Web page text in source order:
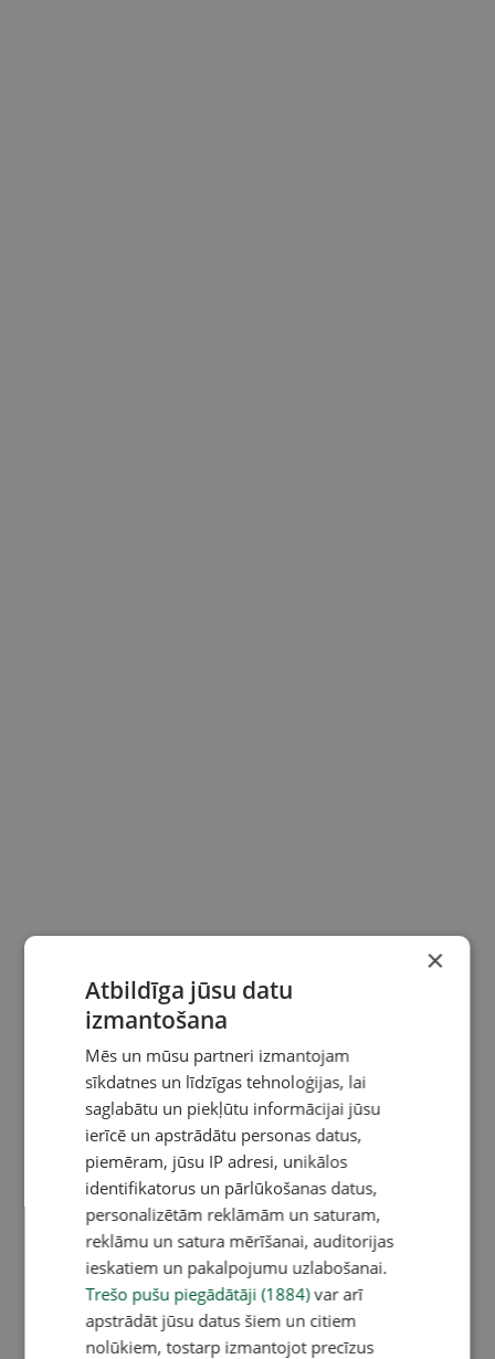
×
Atbildīga jūsu datu
izmantošana
Mēs un mūsu partneri izmantojam
sīkdatnes un līdzīgas tehnoloģijas, lai
saglabātu un piekļūtu informācijai jūsu
ierīcē un apstrādātu personas datus,
piemēram, jūsu IP adresi, unikālos
identifikatorus un pārlūkošanas datus,
personalizētām reklāmām un saturam,
reklāmu un satura mērīšanai, auditorijas
ieskatiem un pakalpojumu uzlabošanai.
Trešo pušu piegādātāji (1884)var arī
apstrādāt jūsu datus šiem un citiem
nolūkiem, tostarp izmantojot precīzus